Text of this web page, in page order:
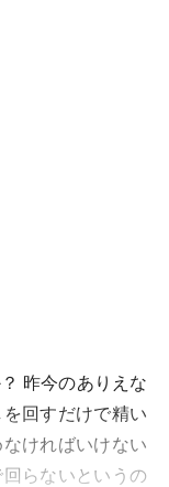
昨今のありえな
回すだけで精い
ければいけない
らないというの